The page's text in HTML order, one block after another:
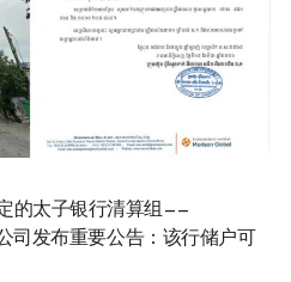
司发布重要公告：该行储户可